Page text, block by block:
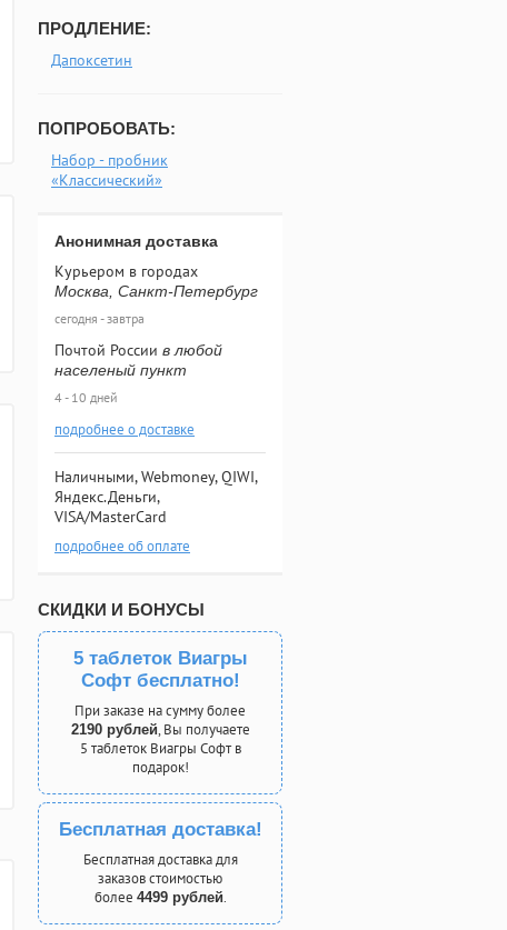
ПРОДЛЕНИЕ:
Дапоксетин
ПОПРОБОВАТЬ:
Набор - пробник
«Классический»
Анонимная доставка
Курьером в городах
Москва, Санкт-Петербург
сегодня - завтра
Почтой России в любой
населеный пункт
4 - 10 дней
подробнее о доставке
Наличными, Webmoney, QIWI,
Яндекс.Деньги,
VISA/MasterCard
подробнее об оплате
СКИДКИ И БОНУСЫ
5 таблеток Виагры
Софт бесплатно!
При заказе на сумму более
2190 рублей, Вы получаете
5 таблеток Виагры Софт в
подарок!
Бесплатная доставка!
Бесплатная доставка для
заказов стоимостью
более 4499 рублей.